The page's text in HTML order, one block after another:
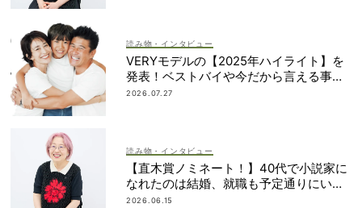
読み物・インタビュー
VERYモデルの【2025年ハイライト】を
発表！ベストバイや今だから言える事件
簿も大公開
2026.07.27
読み物・インタビュー
【直木賞ノミネート！】40代で小説家に
なれたのは結婚、就職も予定通りにいか
なかったから｜朝倉かすみさん
2026.06.15